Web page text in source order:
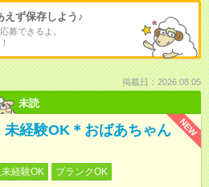
えず保存しよう♪
募できるよ。
掲載日：2026.08.05
未読
NEW
経験OK＊おばあちゃん
経験OK
ブランクOK